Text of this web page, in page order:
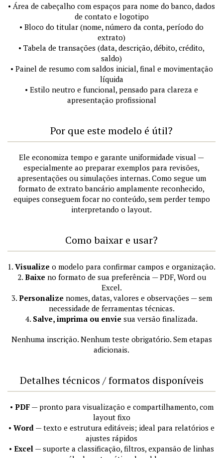
• Área de cabeçalho com espaços para nome do banco, dados
de contato e logotipo
• Bloco do titular (nome, número da conta, período do
extrato)
• Tabela de transações (data, descrição, débito, crédito,
saldo)
• Painel de resumo com saldos inicial, final e movimentação
líquida
• Estilo neutro e funcional, pensado para clareza e
apresentação profissional
Por que este modelo é útil?
Ele economiza tempo e garante uniformidade visual —
especialmente ao preparar exemplos para revisões,
apresentações ou simulações internas. Como segue um
formato de extrato bancário amplamente reconhecido,
equipes conseguem focar no conteúdo, sem perder tempo
interpretando o layout.
Como baixar e usar?
1. Visualize o modelo para confirmar campos e organização.
2. Baixe no formato de sua preferência — PDF, Word ou
Excel.
3. Personalize nomes, datas, valores e observações — sem
necessidade de ferramentas técnicas.
4. Salve, imprima ou envie sua versão finalizada.
Nenhuma inscrição. Nenhum teste obrigatório. Sem etapas
adicionais.
Detalhes técnicos / formatos disponíveis
• PDF— pronto para visualização e compartilhamento, com
layout fixo
• Word — texto e estrutura editáveis; ideal para relatórios e
ajustes rápidos
• Excel — suporte a classificação, filtros, expansão de linhas